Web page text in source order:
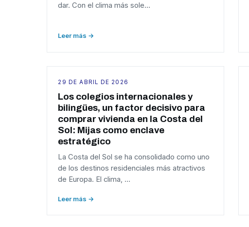
dar. Con el clima más sole…
Leer más →
29 DE ABRIL DE 2026
Los colegios internacionales y
bilingües, un factor decisivo para
comprar vivienda en la Costa del
Sol: Mijas como enclave
estratégico
La Costa del Sol se ha consolidado como uno
de los destinos residenciales más atractivos
de Europa. El clima, …
Leer más →